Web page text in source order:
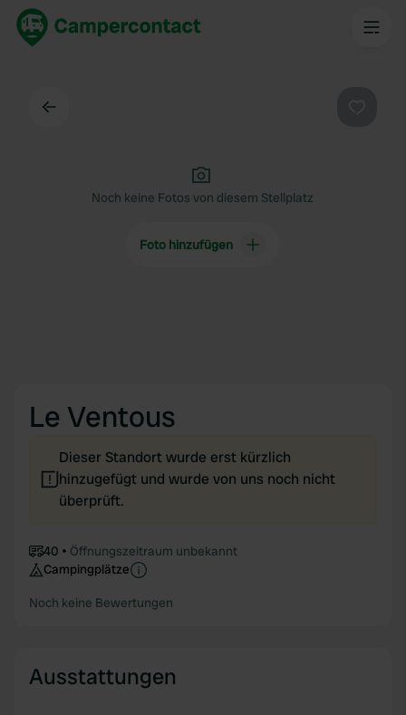
Noch keine Fotos von diesem Stellplatz
Foto hinzufügen
Le Ventous
Dieser Standort wurde erst kürzlich
hinzugefügt und wurde von uns noch nicht
überprüft.
40
Öffnungszeitraum unbekannt
Campingplätze
Noch keine Bewertungen
Ausstattungen